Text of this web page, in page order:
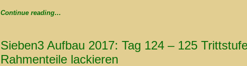
Continue reading…
Sieben3 Aufbau 2017: Tag 124 – 125
Rahmenteile lackieren